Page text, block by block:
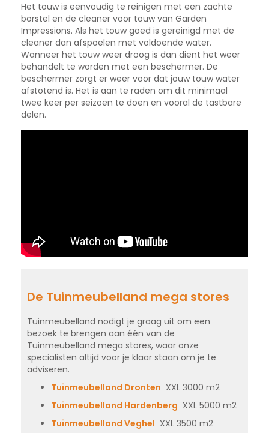
Het touw is eenvoudig te reinigen met een zachte
borstel en de cleaner voor touw van Garden
Impressions. Als het touw goed is gereinigd met de
cleaner dan afspoelen met voldoende water.
Wanneer het touw weer droog is dan dient het weer
behandelt te worden met een beschermer. De
beschermer zorgt er weer voor dat jouw touw water
afstotend is. Het is aan te raden om dit minimaal
twee keer per seizoen te doen en vooral de tastbare
delen.
De Tuinmeubelland mega stores
Tuinmeubelland nodigt je graag uit om een
bezoek te brengen aan één van de
Tuinmeubelland mega stores, waar onze
specialisten altijd voor je klaar staan om je te
adviseren.
Tuinmeubelland Dronten XXL 3000 m2
Tuinmeubelland Hardenberg XXL 5000 m2
Tuinmeubelland Veghel XXL 3500 m2